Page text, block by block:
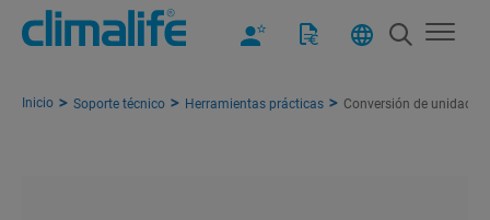
Inicio Soporte técnico Herramientas prácticas Conversión de